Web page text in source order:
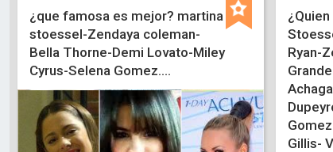
¿que famosa es mejor? martina
stoessel-Zendaya coleman-
Bella Thorne-Demi Lovato-Miley
Cyrus-Selena Gomez....
Ryan-
Gillis-